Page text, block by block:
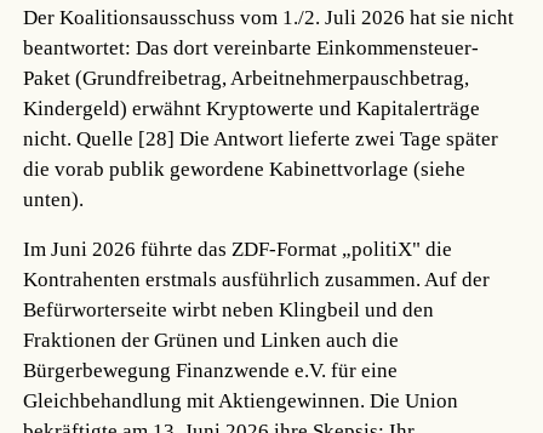
Der Koalitionsausschuss vom 1./2. Juli 2026 hat sie nicht
beantwortet: Das dort vereinbarte Einkommensteuer-
Paket (Grundfreibetrag, Arbeitnehmerpauschbetrag,
Kindergeld) erwähnt Kryptowerte und Kapitalerträge
nicht.Quelle [28] Die Antwort lieferte zwei Tage später
die vorab publik gewordene Kabinettvorlage (siehe
unten).
Im Juni 2026 führte das ZDF-Format „politiX" die
Kontrahenten erstmals ausführlich zusammen. Auf der
Befürworterseite wirbt neben Klingbeil und den
Fraktionen der Grünen und Linken auch die
Bürgerbewegung Finanzwende e.V. für eine
Gleichbehandlung mit Aktiengewinnen. Die Union